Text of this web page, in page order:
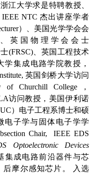
江大学求是特聘教授、
NTC 杰出讲座学者
）、美国光学学会会
、英国物理学会会士
(FRSC)、英国工程技术
学集成电路学院教授，
英国剑桥大学访问
Churchill College，
访问教授，美国伊利诺
）电子工程系博士和硕
电子学与固体电子学学
Chair, IEEE EDS
Optoelectronic Devices
集成电路前沿器件与芯
后摩尔感知芯片。 入选